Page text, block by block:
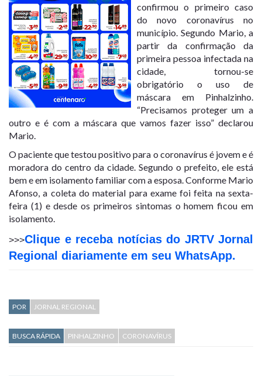
confirmou o primeiro caso
do novo coronavírus no
município. Segundo Mario, a
partir da confirmação da
primeira pessoa infectada na
cidade, tornou-se
obrigatório o uso de
máscara em Pinhalzinho.
“Precisamos proteger um a
outro e é com a máscara que vamos fazer isso” declarou
Mario.
O paciente que testou positivo para o coronavírus é jovem e é
moradora do centro da cidade. Segundo o prefeito, ele está
bem e em isolamento familiar com a esposa. Conforme Mario
Afonso, a coleta do material para exame foi feita na sexta-
feira (1) e desde os primeiros sintomas o homem ficou em
isolamento.
>>>Clique e receba notícias do JRTV Jornal
Regional diariamente em seu WhatsApp.
POR JORNAL REGIONAL
BUSCA RÁPIDA PINHALZINHO CORONAVÍRUS